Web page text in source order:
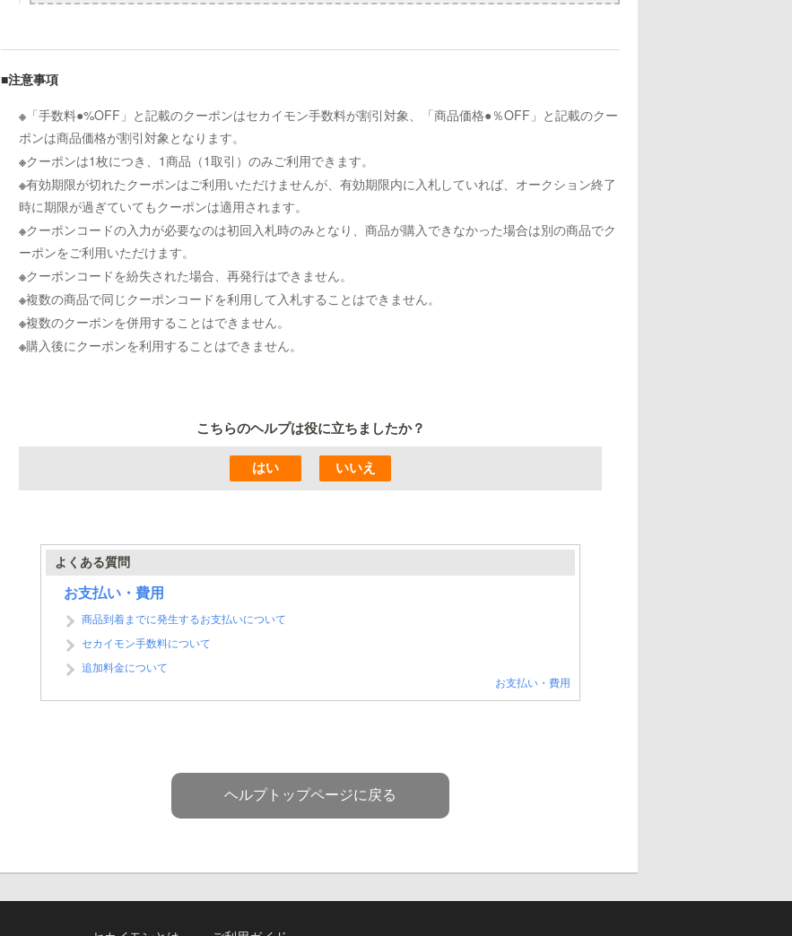
■注意事項
※ 「手数料●%OFF」と記載のクーポンはセカイモン手数料が割引対象、「商品価格●％OFF」と記載のクー
ポンは商品価格が割引対象となります。
※クーポンは1枚につき、1商品（1取引）のみご利用できます。
※有効期限が切れたクーポンはご利用いただけませんが、有効期限内に入札していれば、オークション終了
時に期限が過ぎていてもクーポンは適用されます。
※クーポンコードの入力が必要なのは初回入札時のみとなり、商品が購入できなかった場合は別の商品でク
ーポンをご利用いただけます。
※クーポンコードを紛失された場合、再発行はできません。
※複数の商品で同じクーポンコードを利用して入札することはできません。
※複数のクーポンを併用することはできません。
※購入後にクーポンを利用することはできません。
こちらのヘルプは役に立ちましたか？
よくある質問
お支払い・費用
商品到着までに発生するお支払いについて
セカイモン手数料について
追加料金について
お支払い・費用
ヘルプトップページに戻る